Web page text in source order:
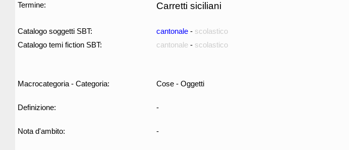
Termine: Carretti siciliani
Catalogo soggetti SBT: cantonale - scolastico
Catalogo temi fiction SBT:
cantonale - scolastico
Macrocategoria - Categoria: Cose - Oggetti
Definizione: -
Nota d'ambito: -